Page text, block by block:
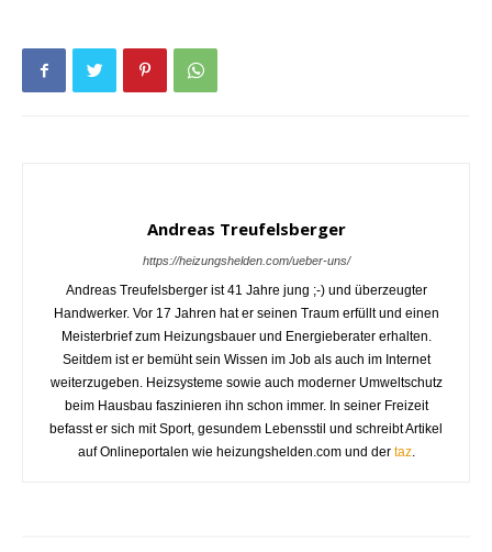
Andreas Treufelsberger
https://heizungshelden.com/ueber-uns/
Andreas Treufelsberger ist 41 Jahre jung ;-) und überzeugter
Handwerker. Vor 17 Jahren hat er seinen Traum erfüllt und einen
Meisterbrief zum Heizungsbauer und Energieberater erhalten.
Seitdem ist er bemüht sein Wissen im Job als auch im Internet
weiterzugeben. Heizsysteme sowie auch moderner Umweltschutz
beim Hausbau faszinieren ihn schon immer. In seiner Freizeit
befasst er sich mit Sport, gesundem Lebensstil und schreibt Artikel
auf Onlineportalen wie heizungshelden.com und der taz.